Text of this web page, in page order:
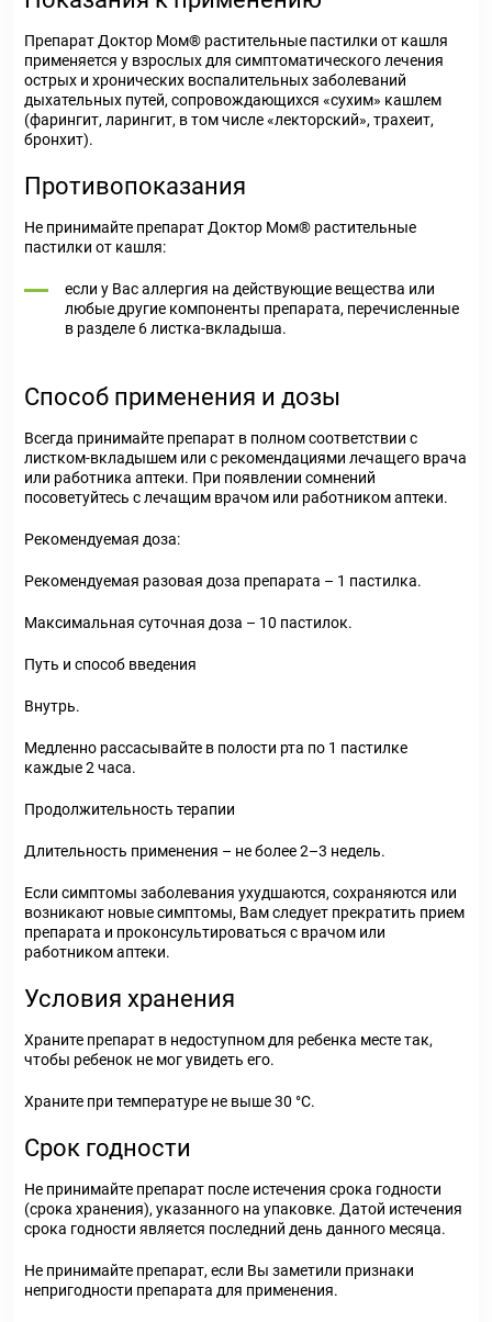
Препарат Доктор Мом® растительные пастилки от кашля
применяется у взрослых для симптоматического лечения
острых и хронических воспалительных заболеваний
дыхательных путей, сопровождающихся «сухим» кашлем
(фарингит, ларингит, в том числе «лекторский», трахеит,
бронхит).
Противопоказания
Не принимайте препарат Доктор Мом® растительные
пастилки от кашля:
если у Вас аллергия на действующие вещества или
любые другие компоненты препарата, перечисленные
в разделе 6 листка-вкладыша.
Способ применения и дозы
Всегда принимайте препарат в полном соответствии с
листком-вкладышем или с рекомендациями лечащего врача
или работника аптеки. При появлении сомнений
посоветуйтесь с лечащим врачом или работником аптеки.
Рекомендуемая доза:
Рекомендуемая разовая доза препарата – 1 пастилка.
Максимальная суточная доза – 10 пастилок.
Путь и способ введения
Внутрь.
Медленно рассасывайте в полости рта по 1 пастилке
каждые 2 часа.
Продолжительность терапии
Длительность применения – не более 2–3 недель.
Если симптомы заболевания ухудшаются, сохраняются или
возникают новые симптомы, Вам следует прекратить прием
препарата и проконсультироваться с врачом или
работником аптеки.
Условия хранения
Храните препарат в недоступном для ребенка месте так,
чтобы ребенок не мог увидеть его.
Храните при температуре не выше 30 °C.
Срок годности
Не принимайте препарат после истечения срока годности
(срока хранения), указанного на упаковке. Датой истечения
срока годности является последний день данного месяца.
Не принимайте препарат, если Вы заметили признаки
непригодности препарата для применения.